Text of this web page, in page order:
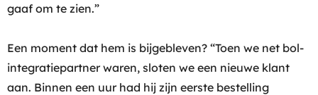
gaaf om te zien.”
Een moment dat hem is bijgebleven? “Toen we net bol-
integratiepartner waren, sloten we een nieuwe klant
aan. Binnen een uur had hij zijn eerste bestelling